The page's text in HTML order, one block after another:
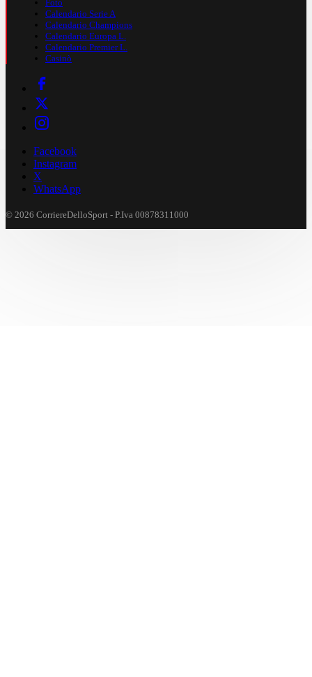
Foto
Calendario Serie A
Calendario Champions
Calendario Europa L.
Calendario Premier L.
Casinò
Facebook
Instagram
X
WhatsApp
© 2026 CorriereDelloSport - P.Iva 00878311000